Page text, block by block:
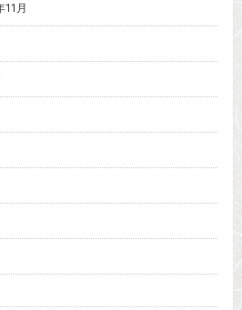
11月